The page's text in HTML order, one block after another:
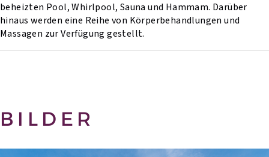
beheizten Pool, Whirlpool, Sauna und Hammam. Darüber
hinaus werden eine Reihe von Körperbehandlungen und
Massagen zur Verfügung gestellt.
BILDER